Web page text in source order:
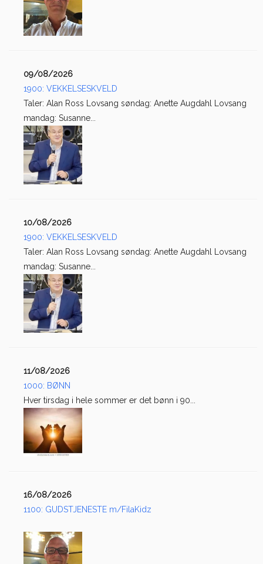
09/08/2026
1900: VEKKELSESKVELD
Taler: Alan Ross Lovsang søndag: Anette Augdahl Lovsang
mandag: Susanne...
10/08/2026
1900: VEKKELSESKVELD
Taler: Alan Ross Lovsang søndag: Anette Augdahl Lovsang
mandag: Susanne...
11/08/2026
1000: BØNN
Hver tirsdag i hele sommer er det bønn i 90...
16/08/2026
1100: GUDSTJENESTE m/FilaKidz